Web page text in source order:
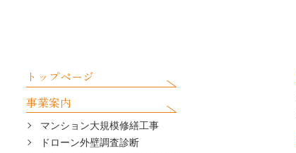
トップページ
事業案内
マンション大規模修繕工事
ドローン外壁調査診断